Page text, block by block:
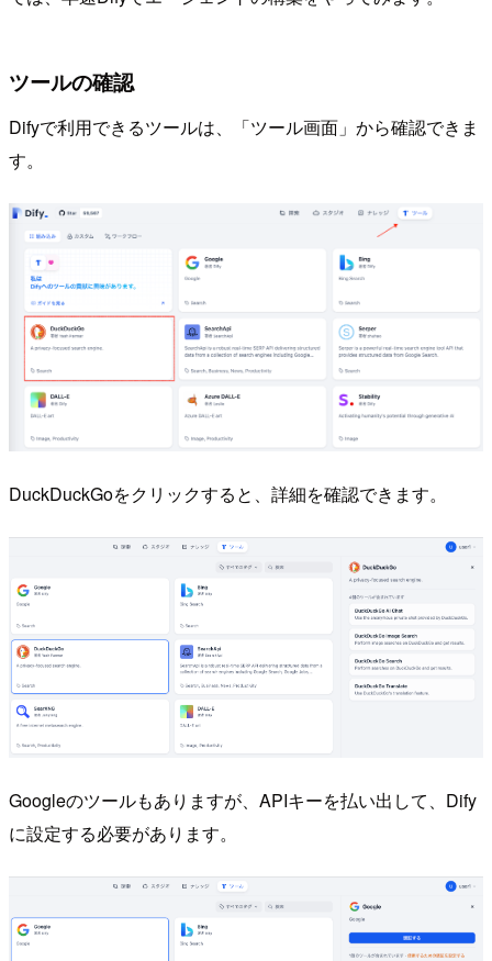
ツールの確認
Difyで利用できるツールは、「ツール画面」から確認できま
す。
DuckDuckGoをクリックすると、詳細を確認できます。
Googleのツールもありますが、APIキーを払い出して、Dify
に設定する必要があります。